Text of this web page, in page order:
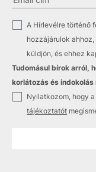
A Hírlevélre történő
hozzájárulok
küldjön, és ehhez
Tudomásul bírok arról,
korlátozás és
Nyilatkozom, hogy
tájékoztatót